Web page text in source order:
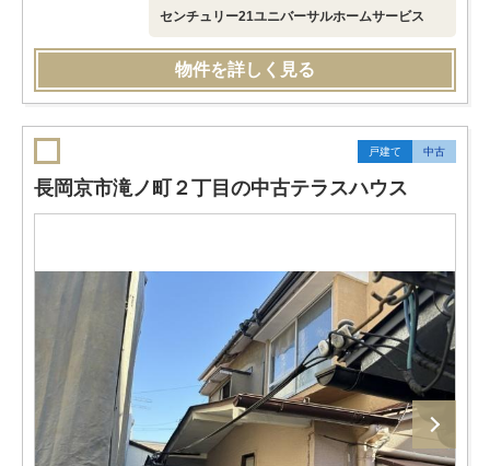
センチュリー21ユニバーサルホームサービス
物件を詳しく見る
戸建て 中古
長岡京市滝ノ町２丁目の中古テラスハウス